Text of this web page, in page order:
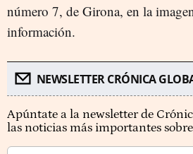
número 7, de Girona, en la
información.
NEWSLETTER CRÓNICA
Apúntate a la newsletter de
las noticias más importantes